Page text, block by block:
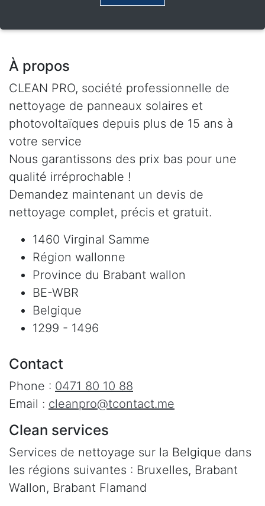
À propos
CLEAN PRO, société professionnelle de
nettoyage de panneaux solaires et
photovoltaïques depuis plus de 15 ans à
votre service
Nous garantissons des prix bas pour une
qualité irréprochable !
Demandez maintenant un devis de
nettoyage complet, précis et gratuit.
1460 Virginal Samme
Région wallonne
Province du Brabant wallon
BE-WBR
Belgique
1299 - 1496
Contact
Phone : 0471 80 10 88
Email : cleanpro@tcontact.me
Clean services
Services de nettoyage sur la Belgique dans
les régions suivantes : Bruxelles, Brabant
Wallon, Brabant Flamand